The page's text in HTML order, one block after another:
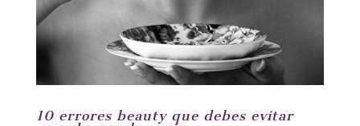
10 errores beauty que debes evitar